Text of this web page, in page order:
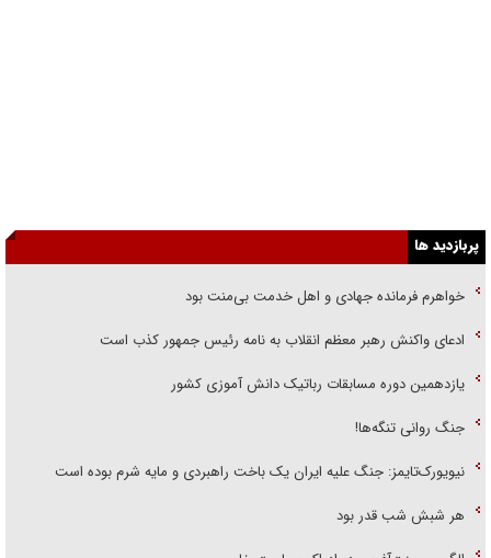
پربازدید ها
خواهرم فرمانده جهادی و اهل خدمت بی‌منت بود
ادعای واکنش رهبر معظم انقلاب به نامه رئیس جمهور کذب است
یازدهمین دوره مسابقات رباتیک دانش آموزی کشور
جنگ روانی تنگه‌ها!
نیویورک‌تایمز: جنگ علیه ایران یک باخت راهبردی و مایه شرم بوده است
هر شبش شب قدر بود